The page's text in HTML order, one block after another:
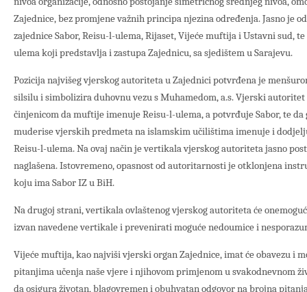
Zajednice, bez promjene važnih principa njezina određenja. Jasno je
zajednice Sabor, Reisu-l-ulema, Rijaset, Vijeće muftija i Ustavni sud,
ulema koji predstavlja i zastupa Zajednicu, sa sjedištem u Sarajevu.
Pozicija najvišeg vjerskog autoriteta u Zajednici potvrđena je
silsilu i simbolizira duhovnu vezu s Muhamedom, a.s. Vjerski autoritet
činjenicom da muftije imenuje Reisu-l-ulema, a potvrđuje Sabor, te
muderise vjerskih predmeta na islamskim učilištima imenuje i
Reisu-l-ulema. Na ovaj način je vertikala vjerskog autoriteta jasno
naglašena. Istovremeno, opasnost od autoritarnosti je otklonjena
koju ima Sabor IZ u BiH.
Na drugoj strani, vertikala ovlaštenog vjerskog autoriteta će
izvan navedene vertikale i prevenirati moguće nedoumice i
Vijeće muftija, kao najviši vjerski organ Zajednice, imat će obavezu i
pitanjima učenja naše vjere i njihovom primjenom u svakodnevnom
da osigura životan, blagovremen i obuhvatan odgovor na brojna